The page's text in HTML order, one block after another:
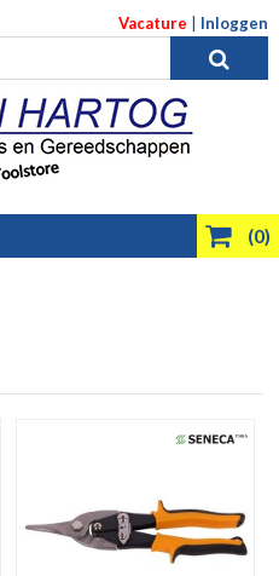
Vacature Inloggen
(0)